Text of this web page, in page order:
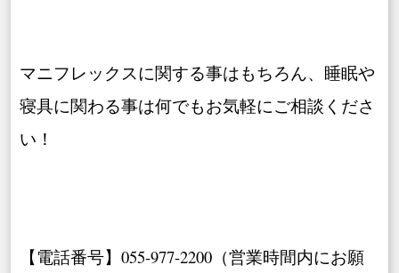
マニフレックスに関する事はもちろん、睡眠や
寝具に関わる事は何でもお気軽にご相談くださ
い！
【電話番号】055-977-2200（営業時間内にお願